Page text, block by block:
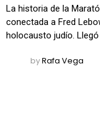
La historia de la
conectada a Fred
holocausto judío.
byRafa Vega